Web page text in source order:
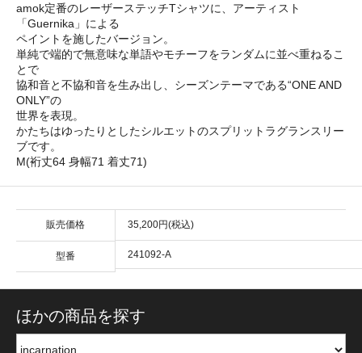
amok定番のレーザーステッチTシャツに、アーティスト
「Guernika」による
ペイントを施したバージョン。
単純で端的で無意味な単語やモチーフをランダムに並べ重ねるこ
とで
協和音と不協和音を生み出し、シーズンテーマである“ONE AND
ONLY”の
世界を表現。
かたちはゆったりとしたシルエットのスプリットラグランスリー
ブです。
M(裄丈64 身幅71 着丈71)
販売価格 35,200円(税込)
型番 241092-A
ほかの商品を探す